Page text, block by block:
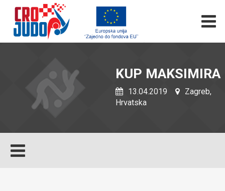
KUP MAKSIMIRA
13.04.2019
Zagreb,
Hrvatska